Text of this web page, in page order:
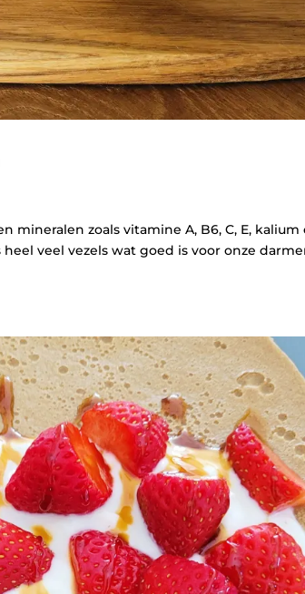
zoals vitamine A, B6, C, E, kalium
veel vezels wat goed is voor onze